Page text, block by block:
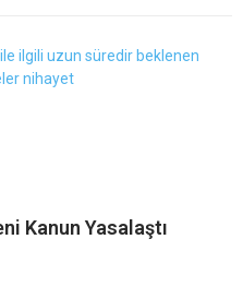
Kanun Yasalaştı